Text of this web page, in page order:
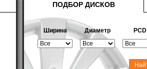
ПОДБОР ДИСКОВ
Ширина Диаметр PCD